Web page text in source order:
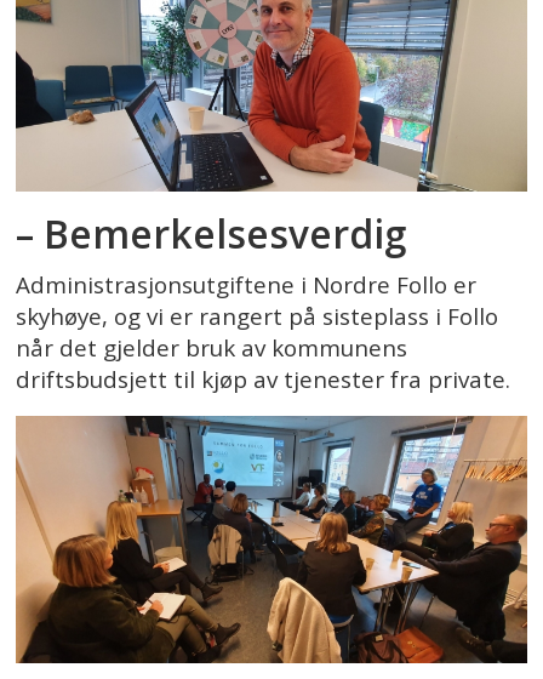
– Bemerkelsesverdig
Administrasjonsutgiftene i Nordre Follo er
skyhøye, og vi er rangert på sisteplass i Follo
når det gjelder bruk av kommunens
driftsbudsjett til kjøp av tjenester fra private.